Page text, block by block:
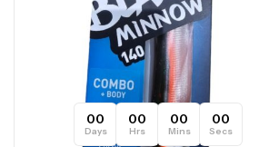
00
Days
00
Hrs
00
Mins
00
Secs